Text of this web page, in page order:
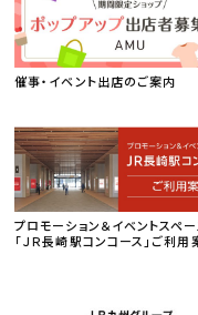
催事・イベント出店のご案内
プロモーション＆イベントスペー
「ＪＲ長崎駅コンコース」ご利用